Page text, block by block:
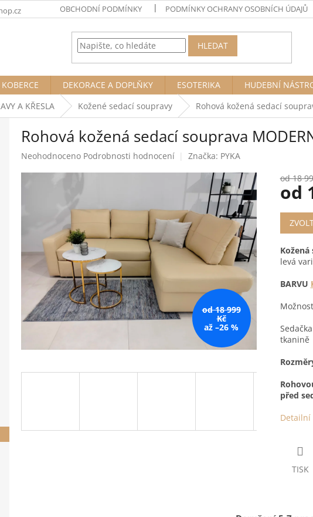
OBCHODNÍ PODMÍNKY PODMÍNKY OCHRANY OSOBNÍCH ÚDAJŮ
HLEDAT
DEKORACE A DOPLŇKY ESOTERIKA HUDEBNÍ
A KŘESLA Kožené sedací soupravy Rohová kožená sedací
Rohová kožená sedací souprava
Průměrné
hvězdiček.
Neohodnoceno Podrobnosti hodnocení Značka: PYKA
od 18 999
Kč
až –26 %
od 18
od
Měrná
cena:
Kožená
levá
BARVU
tkanině
před
Detailní
TISK